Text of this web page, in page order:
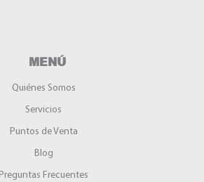
MENÚ
Quiénes Somos
Servicios
Puntos de Venta
Blog
Frecuentes